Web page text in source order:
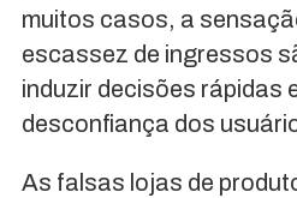
muitos casos, a
escassez de ingressos
induzir decisões rápidas
desconfiança dos
As falsas lojas de